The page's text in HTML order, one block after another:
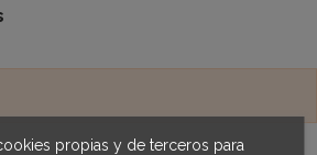
propias y de terceros para